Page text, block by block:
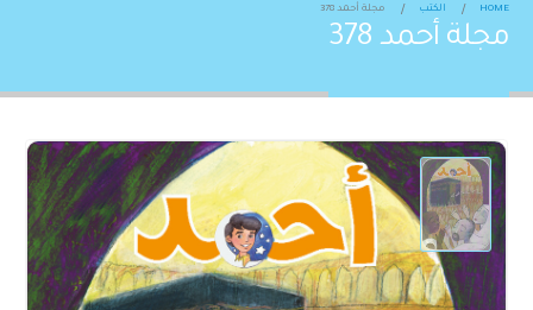
HOME الكتب مجلة أحمد 378
مجلة أحمد 378